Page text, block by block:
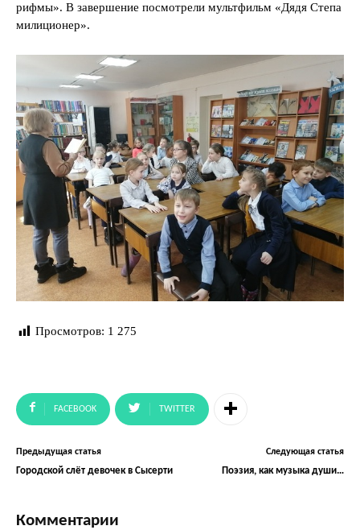
рифмы». В завершение посмотрели мультфильм «Дядя Степа
милиционер».
Просмотров: 1 275
FACEBOOK TWITTER
Предыдущая статья
Городской слёт девочек в Сысерти
Следующая статья
Поэзия, как музыка души…
Комментарии